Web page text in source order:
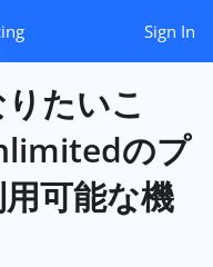
Sign In
たいこ
のプ
可能な機